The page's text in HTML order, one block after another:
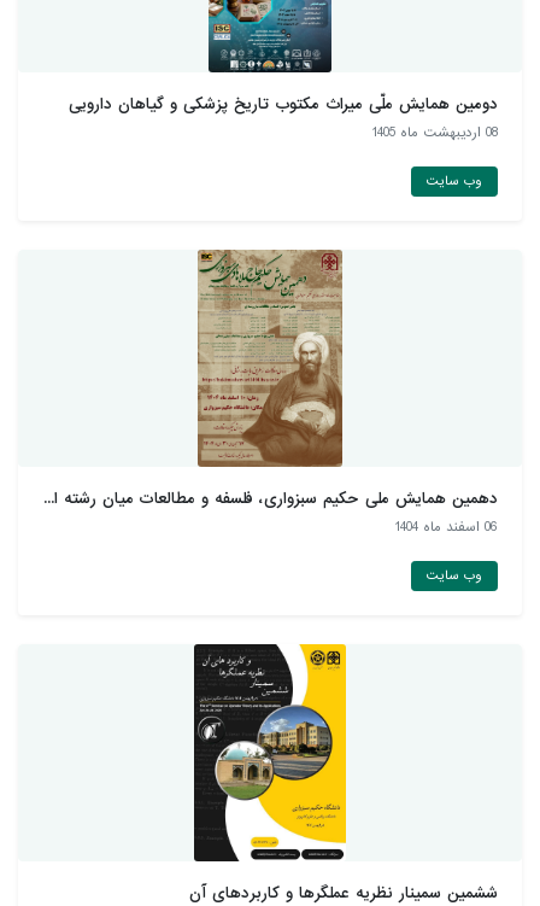
دومین همایش ملّی میراث مکتوب تاریخ پزشکی و گیاهان دارويی
08 ارديبهشت ماه 1405
وب سایت
دهمین همایش ملی حکیم سبزواری، فلسفه و مطالعات میان رشته ا...
06 اسفند ماه 1404
وب سایت
ششمین سمینار نظریه عملگرها و کاربردهای آن